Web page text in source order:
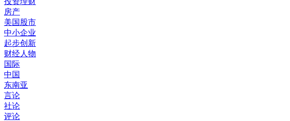
房产
美国股市
中小企业
起步创新
财经人物
国际
中国
东南亚
言论
社论
评论